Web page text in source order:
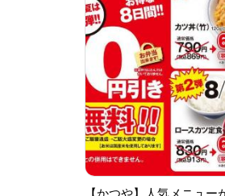
【かつや】人気メニュー